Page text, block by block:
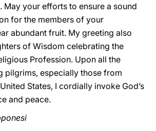
May your efforts to ensure a sound
for the members of your
abundant fruit. My greeting also
of Wisdom celebrating the
Profession. Upon all the
pilgrims, especially those from
States, I cordially invoke God’s
and peace.